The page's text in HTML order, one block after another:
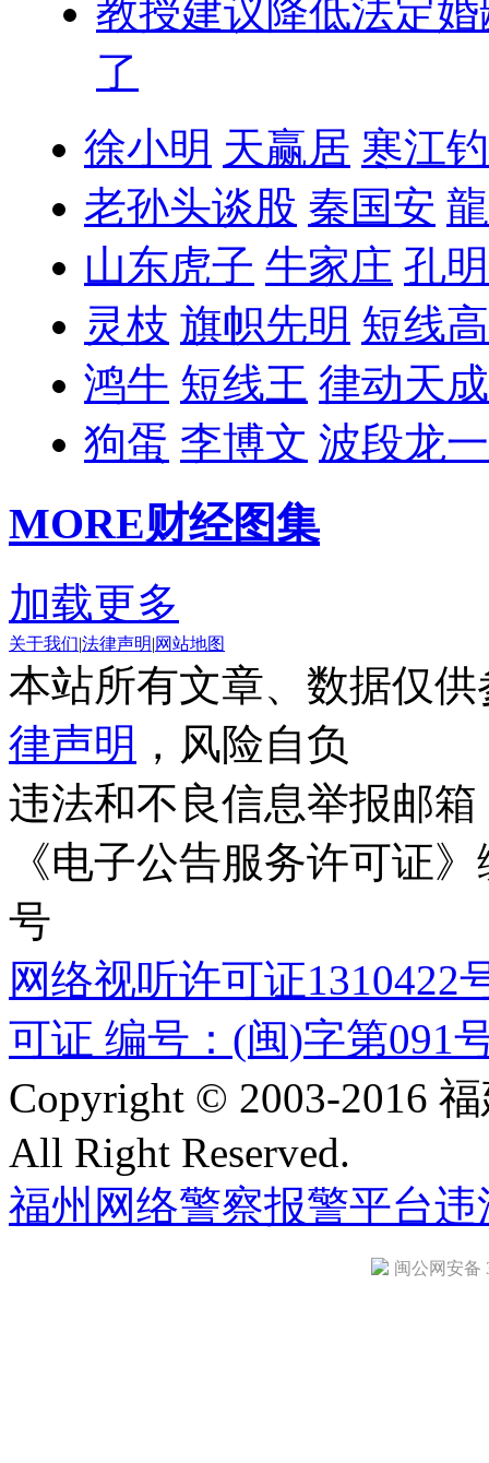
教授建议降低法定婚
了
徐小明 天赢居 寒江
老孙头谈股 秦国安
山东虎子 牛家庄 孔
灵枝 旗帜先明 短线
鸿牛 短线王 律动天成
狗蛋 李博文 波段龙一
MORE财经图集
加载更多
关于我们|法律声明|网站地图
本站所有文章、数据仅
律声明 ，风险自负
违法和不良信息举报邮箱
《电子公告服务许可证
号
网络视听许可证1310422
可证 编号：(闽)字第091
Copyright © 2003-2016
All Right Reserved.
福州网络警察报警平台违
闽公网安备